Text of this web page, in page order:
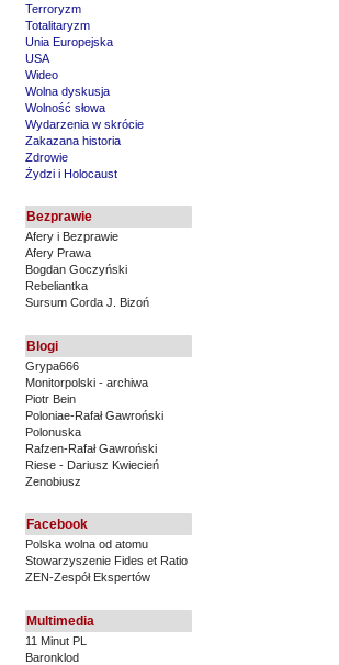
Terroryzm
Totalitaryzm
Unia Europejska
USA
Wideo
Wolna dyskusja
Wolność słowa
Wydarzenia w skrócie
Zakazana historia
Zdrowie
Żydzi i Holocaust
Bezprawie
Afery i Bezprawie
Afery Prawa
Bogdan Goczyński
Rebeliantka
Sursum Corda J. Bizoń
Blogi
Grypa666
Monitorpolski - archiwa
Piotr Bein
Poloniae-Rafał Gawroński
Polonuska
Rafzen-Rafał Gawroński
Riese - Dariusz Kwiecień
Zenobiusz
Facebook
Polska wolna od atomu
Stowarzyszenie Fides et Ratio
ZEN-Zespół Ekspertów
Multimedia
11 Minut PL
Baronklod